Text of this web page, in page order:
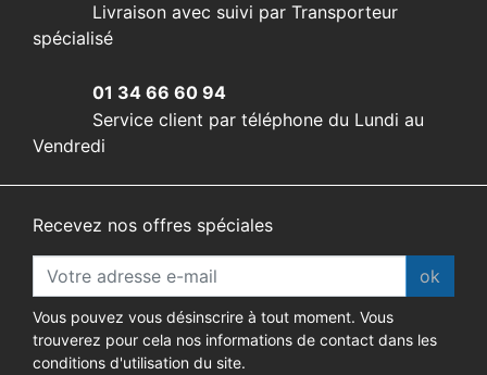
Livraison avec suivi par Transporteur
spécialisé
01 34 66 60 94
Service client par téléphone du Lundi au
Vendredi
Recevez nos offres spéciales
ok
Vous pouvez vous désinscrire à tout moment. Vous
trouverez pour cela nos informations de contact dans les
conditions d'utilisation du site.